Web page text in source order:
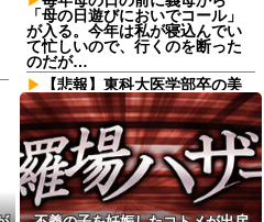
「母の日遊びにおいでコール」
が入る。今年は私が寝込んでい
て忙しいので、行くのを断った
のだが…
【悲報】東科大医学部卒の美
人YouTuber、直美で炎上ｗｗｗ
ｗｗ他
【J2第1節 藤枝×仙台】藤枝が
J2・J3百年構想リーグ王者の仙
台を撃破！槙野監督は恩師・森
山監督を相手に白星
14年前に捨てられた元カノの